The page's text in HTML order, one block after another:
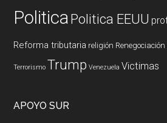
PoliticaPolitica EEUU
Reforma tributaria religión Renegociación
Terrorismo Trump Venezuela Victimas
APOYO SUR